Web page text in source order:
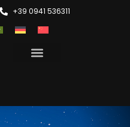
+39 0941 536311